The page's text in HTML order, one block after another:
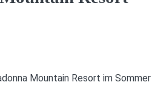
Mountain Resort im